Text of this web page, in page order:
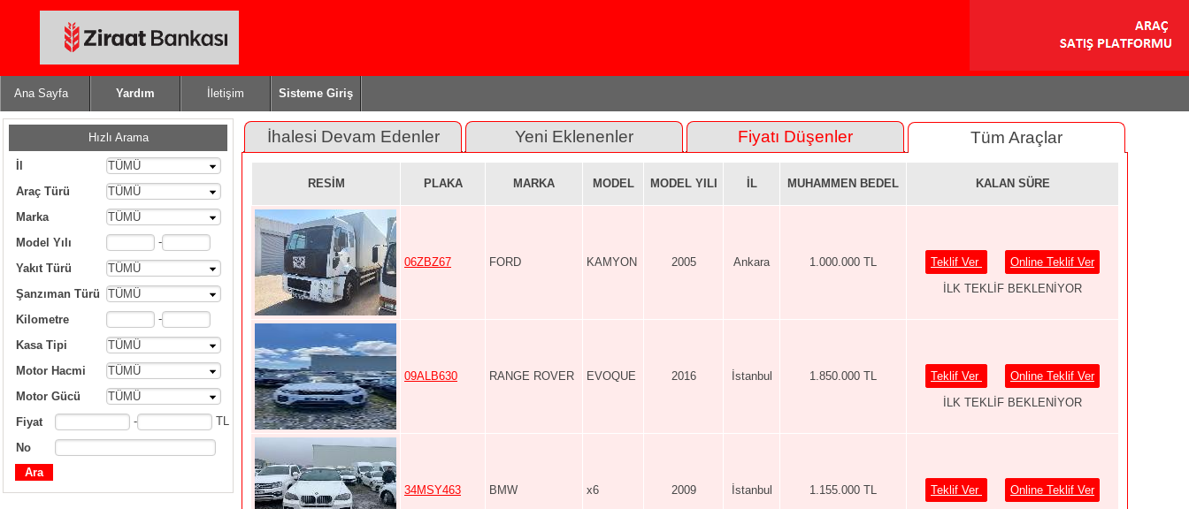
Ana Sayfa Yardım İletişim Sisteme Giriş
Hızlı Arama
TÜMÜ
Araç Türü
TÜMÜ
Marka
TÜMÜ
Model Yılı
-
Yakıt Türü
TÜMÜ
Şanzıman Türü
TÜMÜ
Kilometre
-
Kasa Tipi
TÜMÜ
Motor Hacmi
TÜMÜ
Motor Gücü
TÜMÜ
Fiyat
- TL
No
İhalesi Devam Edenler Yeni Eklenenler Fiyatı Düşenler Tüm Araçlar
RESİM PLAKA MARKA MODEL MODEL YILI İL MUHAMMEN BEDEL KALAN SÜRE
06ZBZ67 FORD KAMYON 2005 Ankara 1.000.000 TL Teklif Ver
Online Teklif Ver
İLK TEKLİF BEKLENİYOR
09ALB630 RANGE ROVER EVOQUE 2016 İstanbul 1.850.000 TL Teklif Ver
Online Teklif Ver
İLK TEKLİF BEKLENİYOR
34MSY463 BMW x6 2009 İstanbul 1.155.000 TL Teklif Ver
Online Teklif Ver